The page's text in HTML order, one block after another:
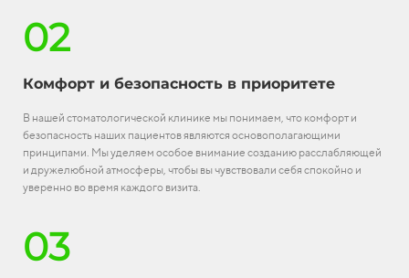
02
Комфорт и безопасность в приоритете
В нашей стоматологической клинике мы понимаем, что комфорт и
безопасность наших пациентов являются основополагающими
принципами. Мы уделяем особое внимание созданию расслабляющей
и дружелюбной атмосферы, чтобы вы чувствовали себя спокойно и
уверенно во время каждого визита.
03